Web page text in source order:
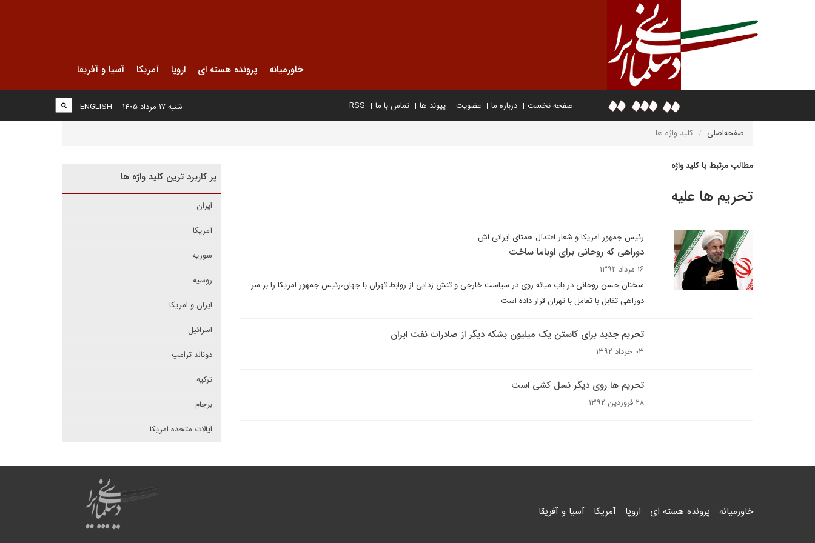
خاورمیانه پرونده هسته ای اروپا آمریکا آسیا و آفریقا
صفحه نخست درباره ما عضویت پیوند ها تماس با ما RSS
ENGLISH شنبه ۱۷ مرداد ۱۴۰۵
صفحه‌اصلی کلید واژه ها
مطالب مرتبط با کلید واژه
تحریم ها علیه
رئیس جمهور امریکا و شعار اعتدال همتای ایرانی اش
دوراهی که روحانی برای اوباما ساخت
۱۶ مرداد ۱۳۹۲
سخنان حسن روحانی در باب میانه روی در سیاست خارجی و تنش زدایی از روابط تهران با جهان،رئیس جمهور امریکا را بر سر
دوراهی تقابل با تعامل با تهران قرار داده است
تحریم جدید برای کاستن یک میلیون بشکه دیگر از صادرات نفت ایران
۰۳ خرداد ۱۳۹۲
تحریم ها روی دیگر نسل کشی است
۲۸ فروردین ۱۳۹۲
پر کاربرد ترین کلید واژه ها
ایران
آمریکا
سوریه
روسیه
ایران و امریکا
اسرائیل
دونالد ترامپ
ترکیه
برجام
ایالات متحده امریکا
خاورمیانه پرونده هسته ای اروپا آمریکا آسیا و آفریقا